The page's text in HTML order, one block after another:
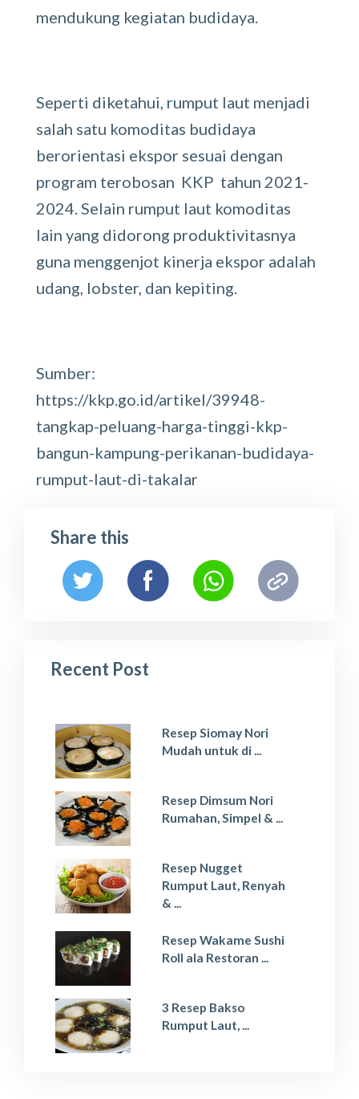
mendukung kegiatan budidaya.
Seperti diketahui, rumput laut menjadi
salah satu komoditas budidaya
berorientasi ekspor sesuai dengan
program terobosan KKP tahun 2021-
2024. Selain rumput laut komoditas
lain yang didorong produktivitasnya
guna menggenjot kinerja ekspor adalah
udang, lobster, dan kepiting.
Sumber:
https://kkp.go.id/artikel/39948-
tangkap-peluang-harga-tinggi-kkp-
bangun-kampung-perikanan-budidaya-
rumput-laut-di-takalar
Share this
Recent Post
Resep Siomay Nori
Mudah untuk di ...
Resep Dimsum Nori
Rumahan, Simpel & ...
Resep Nugget
Rumput Laut, Renyah
& ...
Resep Wakame Sushi
Roll ala Restoran ...
3 Resep Bakso
Rumput Laut, ...